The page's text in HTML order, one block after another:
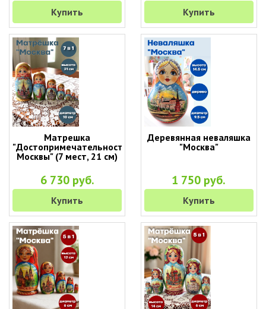
Купить Купить
Матрешка
"Достопримечательности
Москвы" (7 мест, 21 см)
6 730 руб.
Купить
Деревянная неваляшка
"Москва"
1 750 руб.
Купить